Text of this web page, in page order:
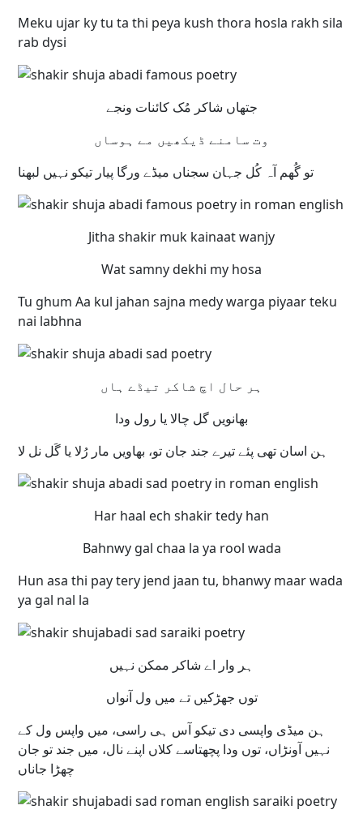
Meku ujar ky tu ta thi peya kush thora hosla rakh sila
rab dysi
جتھاں شاکر مُک کائنات ونجے
وت سامنے ڈیکھیں مے ہوساں
تو گُھم آہ کُل جہان سجناں میڈے ورگا پیار تیکو نہیں لبھنا
Jitha shakir muk kainaat wanjy
Wat samny dekhi my hosa
Tu ghum Aa kul jahan sajna medy warga piyaar teku
nai labhna
ہر حال اچ شاکر تیڈے ہاں
بھانویں گل چالا یا رول ودا
ہن اسان تھی پئے تیرے جند جان تو، بھاویں مار رُلا یا گَل نل لا
Har haal ech shakir tedy han
Bahnwy gal chaa la ya rool wada
Hun asa thi pay tery jend jaan tu, bhanwy maar wada
ya gal nal la
ہر وار اے شاکر ممکن نہیں
توں جھڑکیں تے میں ول آنواں
ہن میڈی واپسی دی تیکو آس ہی راسی، میں واپس ول کے
نہیں آونڑاں، توں ودا پچھتاسے کلاں اپنے نال، میں جند تو جان
چھڑا جاناں